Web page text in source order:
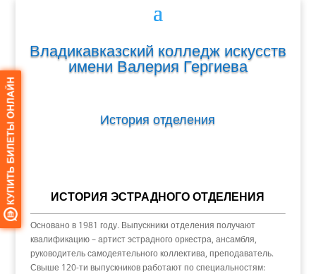
Владикавказский колледж искусств
имени Валерия Гергиева
История отделения
ИСТОРИЯ ЭСТРАДНОГО ОТДЕЛЕНИЯ
Основано в 1981 году. Выпускники отделения получают
квалификацию – артист эстрадного оркестра, ансамбля,
руководитель самодеятельного коллектива, преподаватель.
Свыше 120-ти выпускников работают по специальностям: